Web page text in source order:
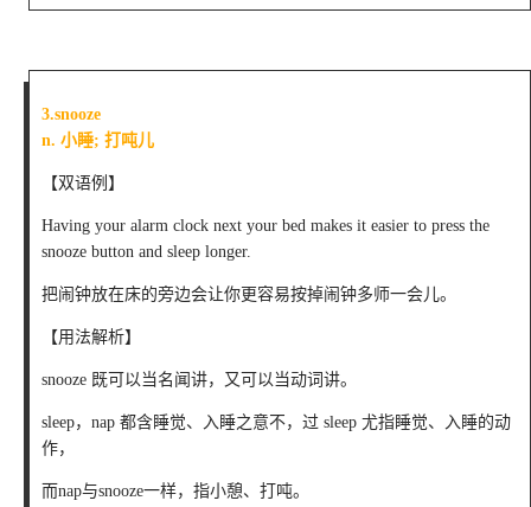
3.snooze
n. 小睡; 打吨儿
【双语例】
Having your alarm clock next your bed makes it easier to press the
snooze button and sleep longer.
把闹钟放在床的旁边会让你更容易按掉闹钟多师一会儿。
【用法解析】
snooze 既可以当名闻讲，又可以当动词讲。
sleep，nap 都含睡觉、入睡之意不，过 sleep 尤指睡觉、入睡的动
作，
而nap与snooze一样，指小憩、打吨。